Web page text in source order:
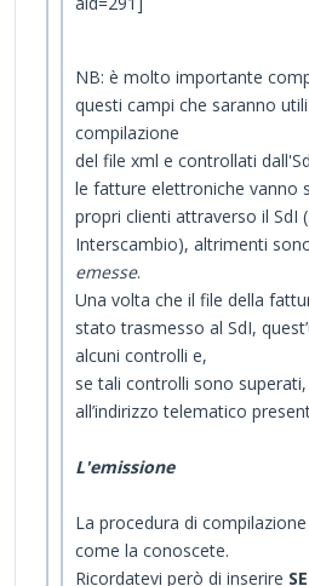
NB: è molto importante
questi campi che saranno
compilazione
del file xml e controllati
le fatture elettroniche vanno
propri clienti attraverso il SdI
Interscambio), altrimenti
emesse.
Una volta che il file della
stato trasmesso al SdI,
alcuni controlli e,
se tali controlli sono
all’indirizzo telematico
L'emissione
La procedura di
come la conoscete.
Ricordatevi però di inserire